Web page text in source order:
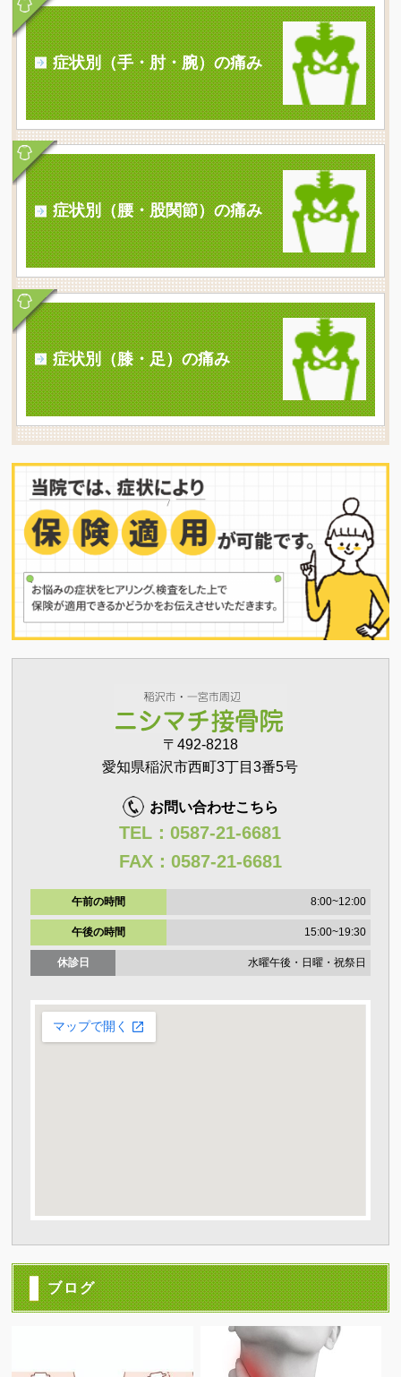
症状別（手・肘・腕）の痛み
症状別（腰・股関節）の痛み
症状別（膝・足）の痛み
〒492-8218
愛知県稲沢市西町3丁目3番5号
お問い合わせこちら
TEL：0587-21-6681
FAX：0587-21-6681
午前の時間 8:00~12:00
午後の時間 15:00~19:30
休診日 水曜午後・日曜・祝祭日
ブログ